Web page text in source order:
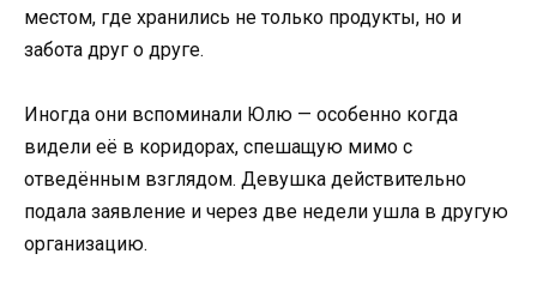
местом, где хранились не только продукты, но и
забота друг о друге.
Иногда они вспоминали Юлю — особенно когда
видели её в коридорах, спешащую мимо с
отведённым взглядом. Девушка действительно
подала заявление и через две недели ушла в другую
организацию.